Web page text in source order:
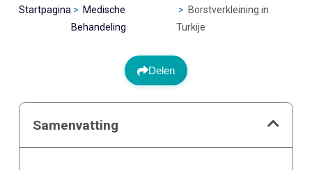
Startpagina
Medische
Behandeling
Borstverkleining in
Turkije
Delen
Samenvatting